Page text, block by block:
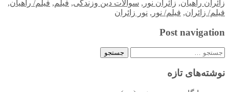
زائران راهیان, زائران نور , سوالات دین وزندگی, فیلم, فیلم/ راهیان,
فیلم/ زائران, فیلم/ نور , نور زائران
Post navigation
جستجو
نوشته‌های تازه